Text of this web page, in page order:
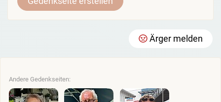
Ärger melden
Andere Gedenkseiten: